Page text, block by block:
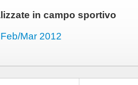
in campo sportivo
Mar 2012